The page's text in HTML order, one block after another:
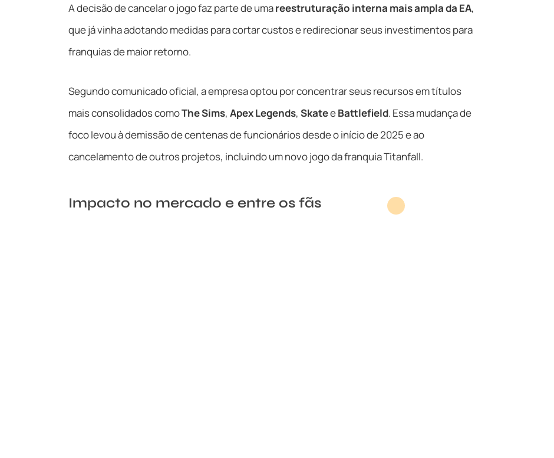
A decisão de cancelar o jogo faz parte de umareestruturação interna mais ampla da EA,
que já vinha adotando medidas para cortar custos e redirecionar seus investimentos para
franquias de maior retorno.
Segundo comunicado oficial, a empresa optou por concentrar seus recursos em títulos
mais consolidados comoThe Sims, Apex Legends, SkateeBattlefield. Essa mudança de
foco levou à demissão de centenas de funcionários desde o início de 2025 e ao
cancelamento de outros projetos, incluindo um novo jogo da franquia Titanfall.
Impacto no mercado e entre os fãs